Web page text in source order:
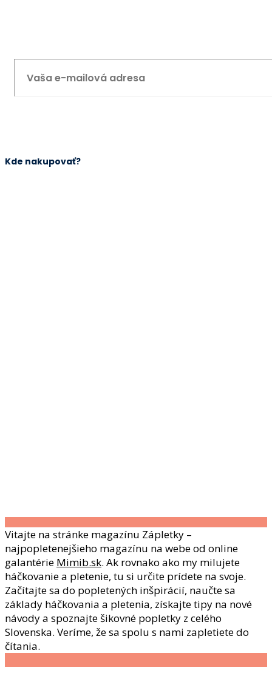
Kde nakupovať?
Vitajte na stránke magazínu Zápletky –
najpopletenejšieho magazínu na webe od online
galantérie Mimib.sk. Ak rovnako ako my milujete
háčkovanie a pletenie, tu si určite prídete na svoje.
Začítajte sa do popletených inšpirácií, naučte sa
základy háčkovania a pletenia, získajte tipy na nové
návody a spoznajte šikovné popletky z celého
Slovenska. Veríme, že sa spolu s nami zapletiete do
čítania.